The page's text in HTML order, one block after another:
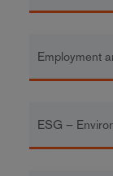
Employment
ESG –